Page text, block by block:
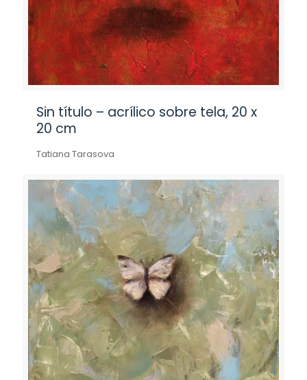
Sin título – acrílico sobre tela, 20 x
20 cm
Tatiana Tarasova